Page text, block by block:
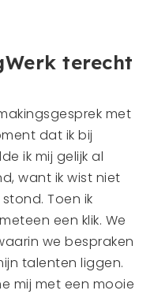
terecht
met
dat ik bij
ik mij gelijk al
want ik wist niet
Toen ik
een klik. We
we bespraken
talenten liggen.
mij met een mooie